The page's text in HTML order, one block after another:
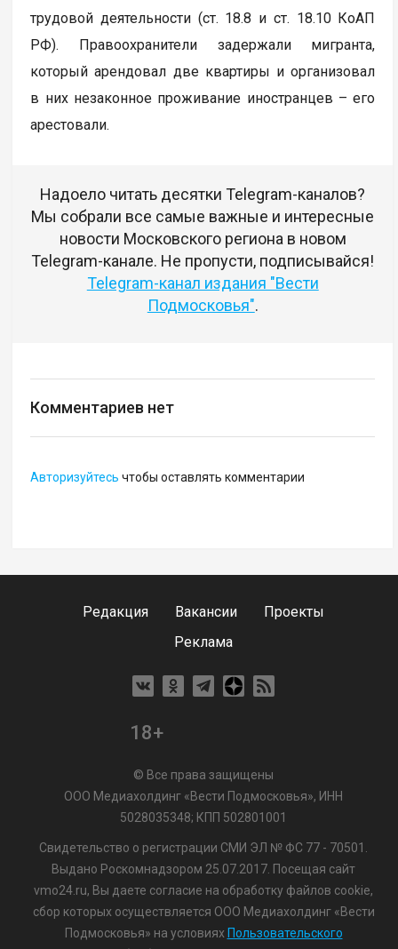
трудовой деятельности (ст. 18.8 и ст. 18.10 КоАП
РФ). Правоохранители задержали мигранта,
который арендовал две квартиры и организовал
в них незаконное проживание иностранцев – его
арестовали.
Надоело читать десятки Telegram-каналов?
Мы собрали все самые важные и интересные
новости Московского региона в новом
Telegram-канале. Не пропусти, подписывайся!
Telegram-канал издания "Вести
Подмосковья".
Комментариев нет
Авторизуйтесь чтобы оставлять комментарии
Редакция Вакансии
Проекты
Реклама
18+
© Все права защищены
ООО Медиахолдинг «Вести Подмосковья», ИНН
5028035348; КПП 502801001
Свидетельство о регистрации СМИ ЭЛ № ФС 77 - 70501.
Выдано Роскомнадзором 25.07.2017. Посещая сайт
vmo24.ru, Вы даете согласие на обработку файлов cookie,
сбор которых осуществляется ООО Медиахолдинг «Вести
Подмосковья» на условиях Пользовательского